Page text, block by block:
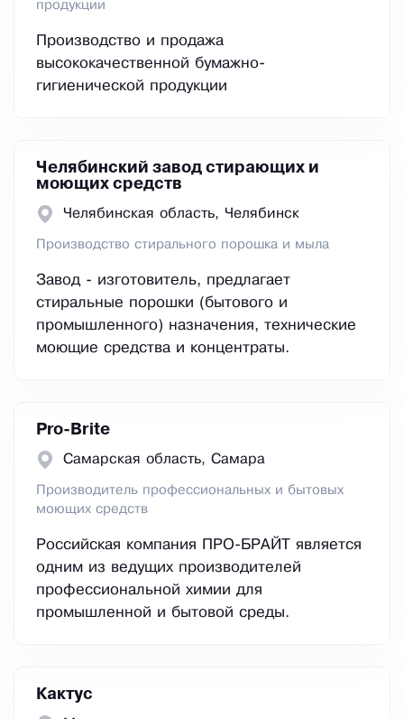
продукции
Производство и продажа
высококачественной бумажно-
гигиенической продукции
Челябинский завод стирающих и
моющих средств
Челябинская область, Челябинск
Производство стирального порошка и мыла
Завод - изготовитель, предлагает
стиральные порошки (бытового и
промышленного) назначения, технические
моющие средства и концентраты.
Pro-Brite
Самарская область, Самара
Производитель профессиональных и бытовых
моющих средств
Российская компания ПРО-БРАЙТ является
одним из ведущих производителей
профессиональной химии для
промышленной и бытовой среды.
Кактус